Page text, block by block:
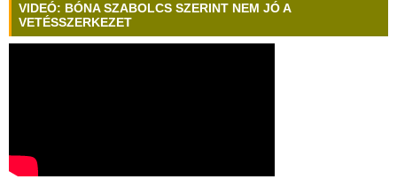
VIDEÓ: BÓNA SZABOLCS SZERINT NEM JÓ A
VETÉSSZERKEZET